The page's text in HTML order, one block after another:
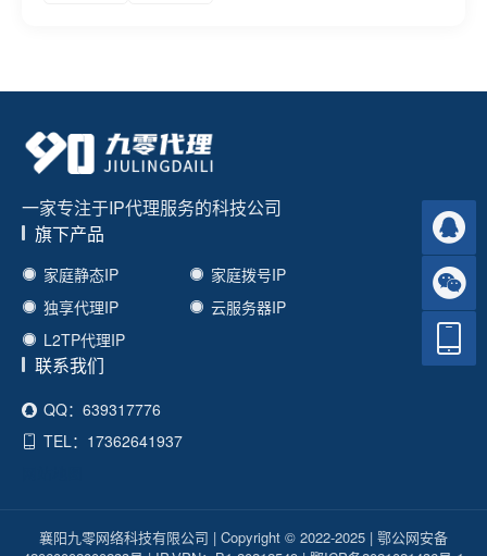
一家专注于IP代理服务的科技公司
旗下产品
家庭静态IP
家庭拨号IP
独享代理IP
云服务器IP
L2TP代理IP
联系我们
QQ：639317776
TEL：17362641937
襄阳九零网络科技有限公司 | Copyright © 2022-2025 | 鄂公网安备